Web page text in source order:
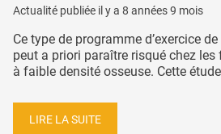
Actualité publiée il y a 8 années 9 mois
Ce type de programme d’exercice
peut a priori paraître risqué chez
à faible densité osseuse. Cette
LIRE LA SUITE